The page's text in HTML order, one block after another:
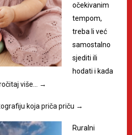
očekivanim
tempom,
treba li već
samostalno
sjediti ili
hodati i kada
više… →
koja priča priču →
Ruralni